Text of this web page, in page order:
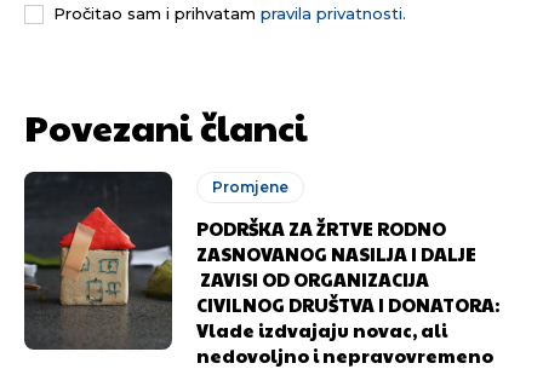
Pročitao sam i prihvatam pravila privatnosti.
Povezani članci
Promjene
PODRŠKA ZA ŽRTVE RODNO
ZASNOVANOG NASILJA I DALJE
ZAVISI OD ORGANIZACIJA
CIVILNOG DRUŠTVA I DONATORA:
Vlade izdvajaju novac, ali
nedovoljno i nepravovremeno